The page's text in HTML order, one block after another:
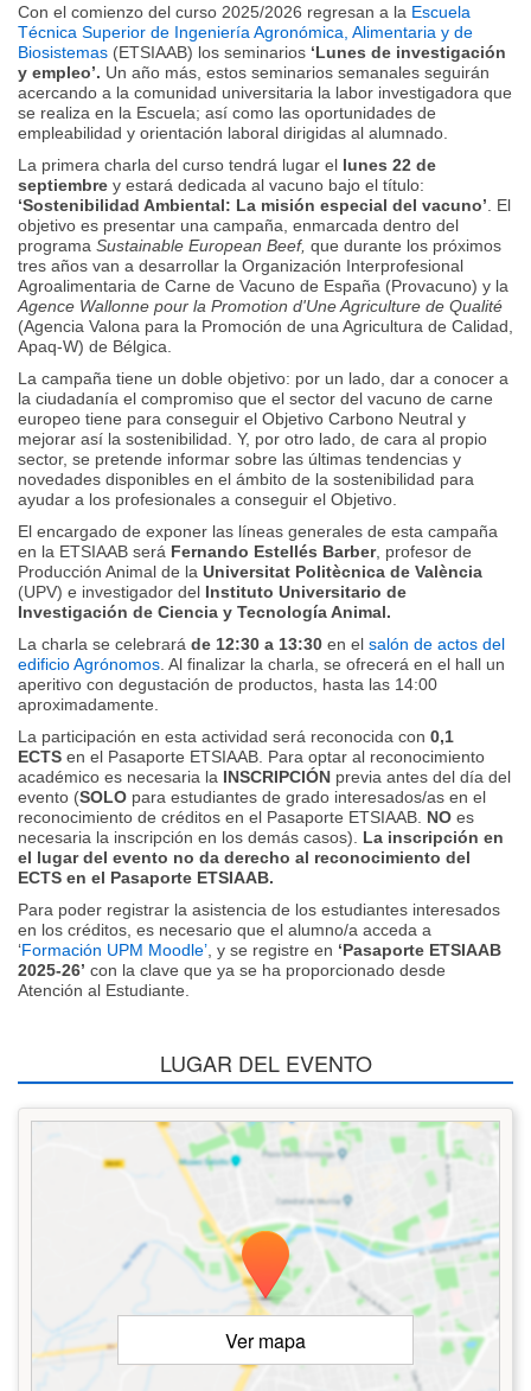
Con el comienzo del curso 2025/2026 regresan a la Escuela
Técnica Superior de Ingeniería Agronómica, Alimentaria y de
Biosistemas (ETSIAAB) los seminarios ‘Lunes de investigación
y empleo’. Un año más, estos seminarios semanales seguirán
acercando a la comunidad universitaria la labor investigadora que
se realiza en la Escuela; así como las oportunidades de
empleabilidad y orientación laboral dirigidas al alumnado.
La primera charla del curso tendrá lugar el lunes 22 de
septiembre y estará dedicada al vacuno bajo el título:
‘Sostenibilidad Ambiental: La misión especial del vacuno’ . El
objetivo es presentar una campaña, enmarcada dentro del
programa Sustainable European Beef, que durante los próximos
tres años van a desarrollar la Organización Interprofesional
Agroalimentaria de Carne de Vacuno de España (Provacuno) y la
Agence Wallonne pour la Promotion d'Une Agriculture de Qualité
(Agencia Valona para la Promoción de una Agricultura de Calidad,
Apaq-W) de Bélgica.
La campaña tiene un doble objetivo: por un lado, dar a conocer a
la ciudadanía el compromiso que el sector del vacuno de carne
europeo tiene para conseguir el Objetivo Carbono Neutral y
mejorar así la sostenibilidad. Y, por otro lado, de cara al propio
sector, se pretende informar sobre las últimas tendencias y
novedades disponibles en el ámbito de la sostenibilidad para
ayudar a los profesionales a conseguir el Objetivo.
El encargado de exponer las líneas generales de esta campaña
en la ETSIAAB será Fernando Estellés Barber, profesor de
Producción Animal de la Universitat Politècnica de València
(UPV) e investigador del Instituto Universitario de
Investigación de Ciencia y Tecnología Animal.
La charla se celebrará de 12:30 a 13:30 en el salón de actos del
edificio Agrónomos . Al finalizar la charla, se ofrecerá en el hall un
aperitivo con degustación de productos, hasta las 14:00
aproximadamente.
La participación en esta actividad será reconocida con 0,1
ECTS en el Pasaporte ETSIAAB. Para optar al reconocimiento
académico es necesaria la INSCRIPCIÓN previa antes del día del
evento (SOLO para estudiantes de grado interesados/as en el
reconocimiento de créditos en el Pasaporte ETSIAAB. NO es
necesaria la inscripción en los demás casos). La inscripción en
el lugar del evento no da derecho al reconocimiento del
ECTS en el Pasaporte ETSIAAB.
Para poder registrar la asistencia de los estudiantes interesados
en los créditos, es necesario que el alumno/a acceda a
‘Formación UPM Moodle’ , y se registre en ‘Pasaporte ETSIAAB
2025-26’ con la clave que ya se ha proporcionado desde
Atención al Estudiante.
LUGAR DEL EVENTO
Ver mapa